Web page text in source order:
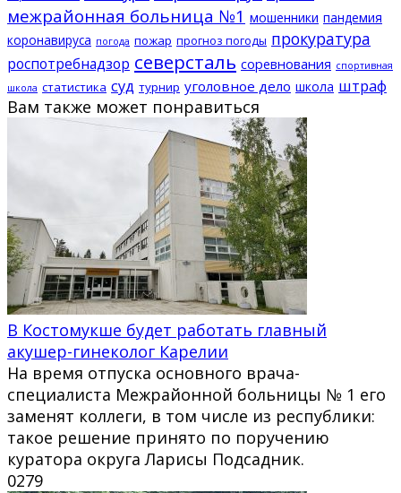
межрайонная больница №1 мошенники пандемия
коронавируса погода пожар прогноз погоды прокуратура
роспотребнадзор северсталь соревнования спортивная
школа статистика суд турнир уголовное дело школа штраф
Вам также может понравиться
В Костомукше будет работать главный
акушер-гинеколог Карелии
На время отпуска основного врача-
специалиста Межрайонной больницы № 1 его
заменят коллеги, в том числе из республики:
такое решение принято по поручению
куратора округа Ларисы Подсадник.
0279